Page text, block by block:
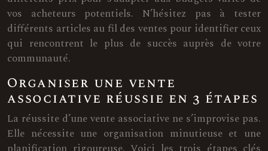
vos acheteurs potentiels. N’hésitez pas à tester
différents articles au fil des ventes pour identifier ceux
qui rencontrent le plus de succès auprès de votre
communauté.
Organiser une vente
associative réussie en 3 étapes
La réussite d’une vente associative ne s’improvise pas.
Elle nécessite une organisation minutieuse et une